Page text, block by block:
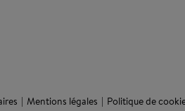
Mentions légales Politique de